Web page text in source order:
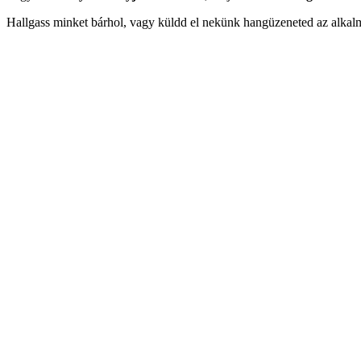
Hallgass minket bárhol, vagy küldd el nekünk hangüzeneted az